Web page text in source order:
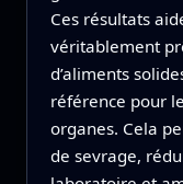
Ces résultats
véritablement
d’aliments
référence pour
organes. Cela
de sevrage,